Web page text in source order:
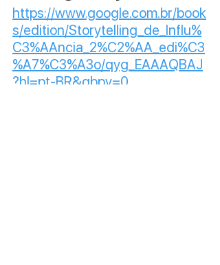
https://www.google.com.br/book
s/edition/Storytelling_de_Influ%
C3%AAncia_2%C2%AA_edi%C3
%A7%C3%A3o/qyg_EAAAQBAJ
?hl=pt-BR&gbpv=0